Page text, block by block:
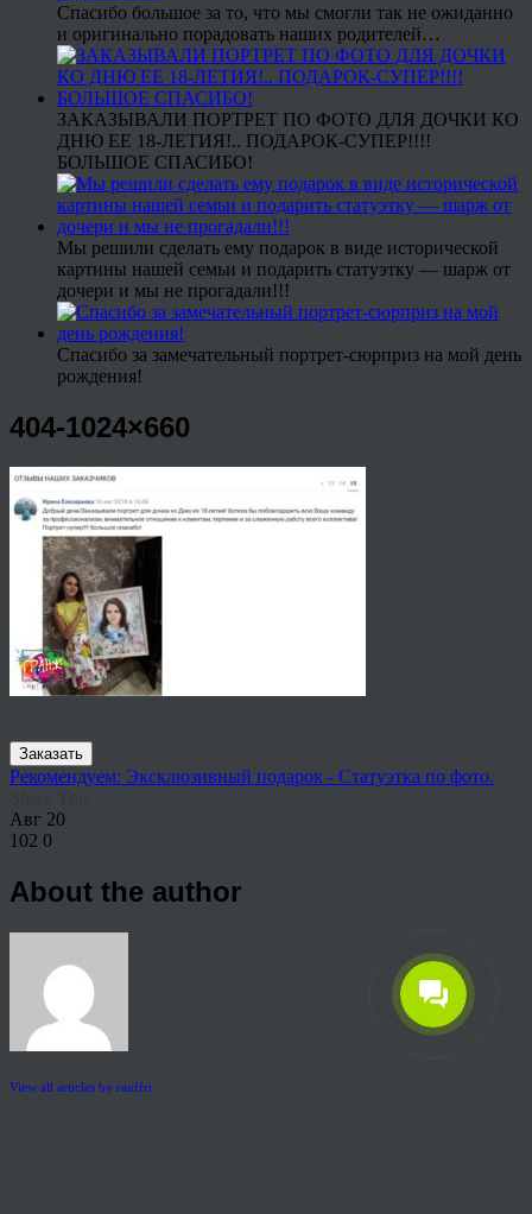
Спасибо большое за то, что мы смогли так не ожиданно
и оригинально порадовать наших родителей…
ЗАКАЗЫВАЛИ ПОРТРЕТ ПО ФОТО ДЛЯ ДОЧКИ КО
ДНЮ ЕЕ 18-ЛЕТИЯ!.. ПОДАРОК-СУПЕР!!!!
БОЛЬШОЕ СПАСИБО!
Мы решили сделать ему подарок в виде исторической
картины нашей семьи и подарить статуэтку — шарж от
дочери и мы не прогадали!!!
Спасибо за замечательный портрет-сюрприз на мой день
рождения!
404-1024×660
Заказать
Рекомендуем: Эксклюзивный подарок - Статуэтка по фото.
Авг 20
102 0
About the author
View all articles by rauffri